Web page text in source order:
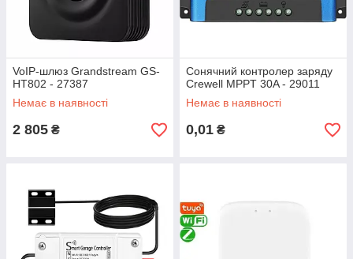
VoIP-шлюз Grandstream GS-
HT802 - 27387
Немає в наявності
2 805 ₴
Сонячний контролер заряду
Crewell MPPT 30A - 29011
Немає в наявності
0,01 ₴